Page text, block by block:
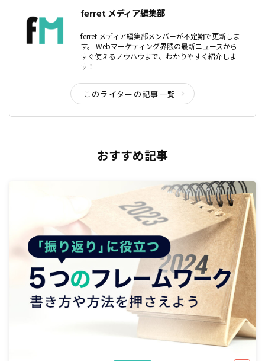
ferret メディア編集部
ferret メディア編集部メンバーが不定期で更新しま
す。 Webマーケティング界隈の最新ニュースから
すぐ使えるノウハウまで、わかりやすく紹介しま
す！
このライターの記事一覧
おすすめ記事